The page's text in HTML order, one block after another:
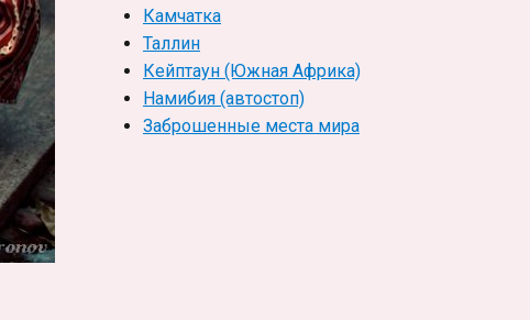
Камчатка
Таллин
Кейптаун (Южная Африка)
Намибия (автостоп)
Заброшенные места мира